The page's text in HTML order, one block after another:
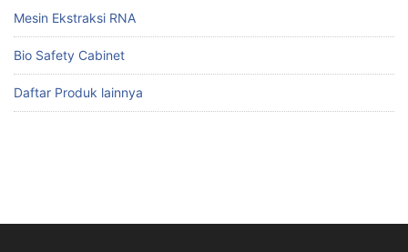
Mesin Ekstraksi RNA
Bio Safety Cabinet
Daftar Produk lainnya